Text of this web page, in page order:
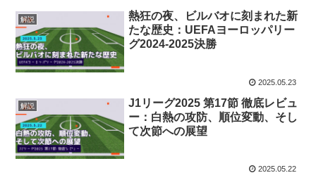
解説
熱狂の夜、ビルバオに刻まれた新
たな歴史：UEFAヨーロッパリー
グ2024-2025決勝
2025.05.23
解説
J1リーグ2025 第17節 徹底レビュ
ー：白熱の攻防、順位変動、そし
て次節への展望
2025.05.22